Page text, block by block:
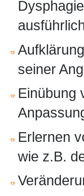
seiner
Einübung
Erlernen
wie z.B.